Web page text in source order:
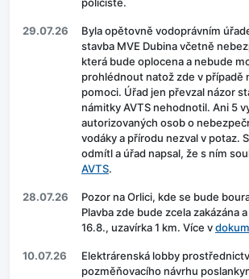
29.07.26
Byla opětovně vodoprávním
stavba MVE Dubina včetně
která bude oplocena a nebude
prohlédnout natož zde v případě
pomoci. Úřad jen převzal názor
námitky AVTS nehodnotil. Ani 5
autorizovaných osob o
vodáky a přírodu nezval v potaz.
odmítl a úřad napsal, že s ním
AVTS.
28.07.26
Pozor na Orlici, kde se bude
Plavba zde bude zcela zakázána
16.8., uzavírka 1 km. Více v
10.07.26
Elektrárenská lobby
pozměňovacího návrhu